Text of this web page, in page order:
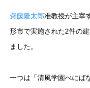
齋藤隆太郎准教授が主宰
形市で実施された2件の
ました。
一つは「清風学園べにば